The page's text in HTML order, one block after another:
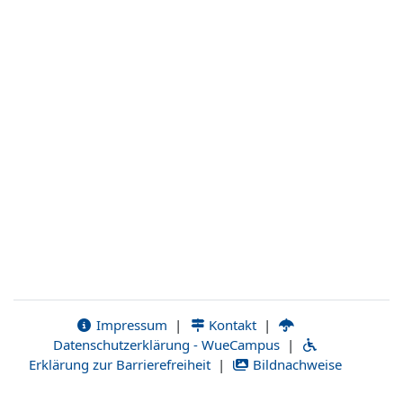
Impressum | Kontakt |
Datenschutzerklärung - WueCampus |
Erklärung zur Barrierefreiheit | Bildnachweise